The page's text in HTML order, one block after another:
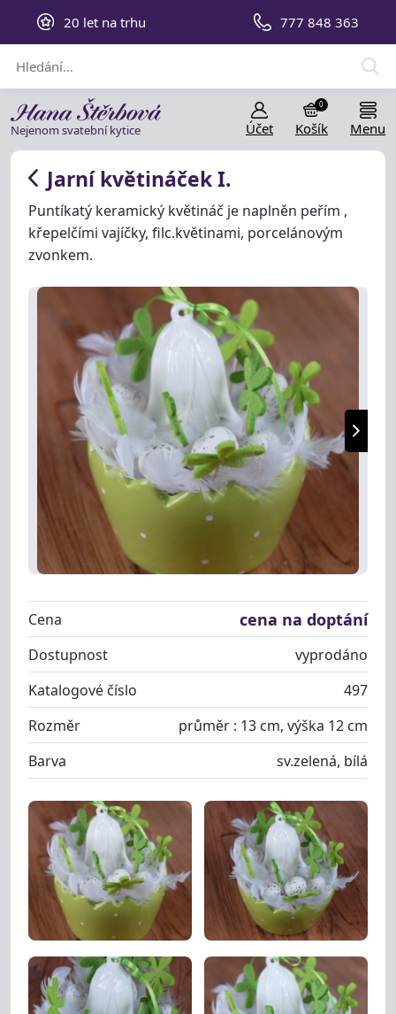
20 let na trhu 777 848 363
Nejenom svatební kytice Účet Košík
0
Menu
Jarní květináček I.
Puntíkatý keramický květináč je naplněn peřím ,
křepelčími vajíčky, filc.květinami, porcelánovým
zvonkem.
Cena cena na doptání
Dostupnost
vyprodáno
Katalogové číslo
497
Rozměr
průměr : 13 cm, výška 12 cm
Barva
sv.zelená, bílá